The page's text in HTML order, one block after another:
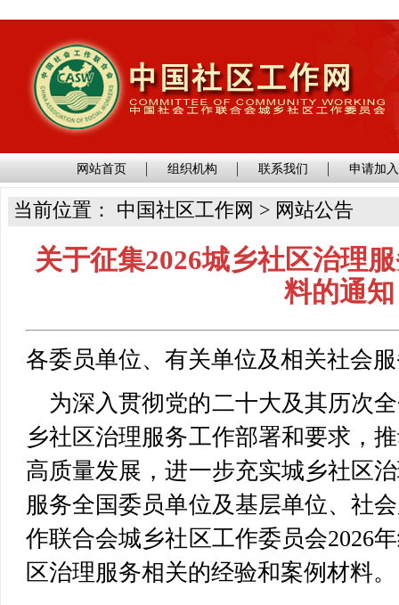
网站首页 组织机构 联系我们 申请加
当前位置： 中国社区工作网 > 网站公告
关于征集2026城乡社区治理
料的通知
各委员单位、有关单位及相关社会
为深入贯彻党的二十大及其历次
乡社区治理服务工作部署和要求，
高质量发展，进一步充实城乡社区
服务全国委员单位及基层单位、社
作联合会城乡社区工作委员会2026
区治理服务相关的经验和案例材料。